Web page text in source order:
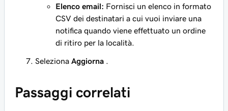
Elenco email: Fornisci un elenco in formato
CSV dei destinatari a cui vuoi inviare una
notifica quando viene effettuato un ordine
di ritiro per la località.
Seleziona Aggiorna
Passaggi correlati